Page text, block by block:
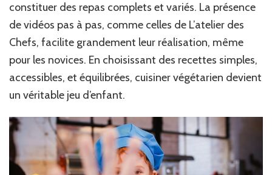
constituer des repas complets et variés. La présence
de vidéos pas à pas, comme celles de L’atelier des
Chefs, facilite grandement leur réalisation, même
pour les novices. En choisissant des recettes simples,
accessibles, et équilibrées, cuisiner végétarien devient
un véritable jeu d’enfant.